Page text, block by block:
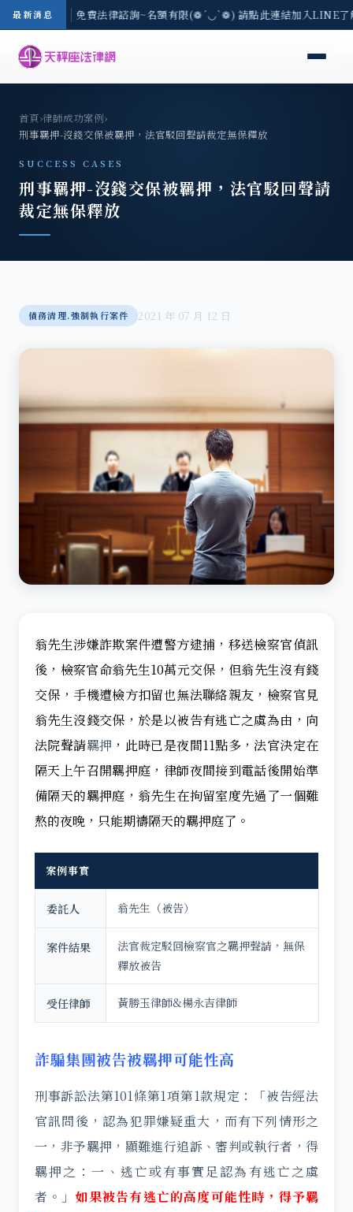
最新消息
-8/3(一) 現場免費法律諮詢~名額有限(❁´◡`❁) 請點此連結加入LINE
首頁›律師成功案例›
刑事羈押-沒錢交保被羈押，法官駁回聲請裁定無保釋放
SUCCESS CASES
刑事羈押-沒錢交保被羈押，法官駁回聲請
裁定無保釋放
債務清理.強制執行案件 2021 年 07 月 12 日
翁先生涉嫌詐欺案件遭警方逮捕，移送檢察官偵訊
後，檢察官命翁先生10萬元交保，但翁先生沒有錢
交保，手機遭檢方扣留也無法聯絡親友，檢察官見
翁先生沒錢交保，於是以被告有逃亡之虞為由，向
法院聲請羈押 ，此時已是夜間11點多，法官決定在
隔天上午召開羈押庭，律師夜間接到電話後開始準
備隔天的羈押庭，翁先生在拘留室度先過了一個難
熬的夜晚，只能期禱隔天的羈押庭了。
案例事實
委託人 翁先生（被告）
案件結果
法官裁定駁回檢察官之羈押聲請，無保
釋放被告
受任律師 黃勝玉律師&楊永吉律師
詐騙集團被告被羈押可能性高
刑事訴訟法第101條第1項第1款規定：「被告經法
官訊問後，認為犯罪嫌疑重大，而有下列情形之
一，非予羈押，顯難進行追訴、審判或執行者，得
羈押之：一、逃亡或有事實足認為有逃亡之虞
者。」 如果被告有逃亡的高度可能性時，得予羈